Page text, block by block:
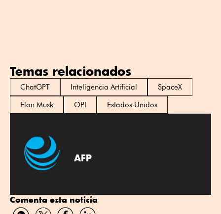
Temas relacionados
ChatGPT Inteligencia Artificial
SpaceX
Elon Musk
OPI Estados Unidos
AFP
Comenta esta noticia